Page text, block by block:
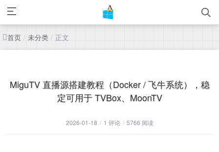
首页 / 未分类 / 正文
MiguTV 直播源搭建教程（Docker / 飞牛系统），稳
定可用于 TVBox、MoonTV
2026-01-18 / 1 评论 / 5766 阅读